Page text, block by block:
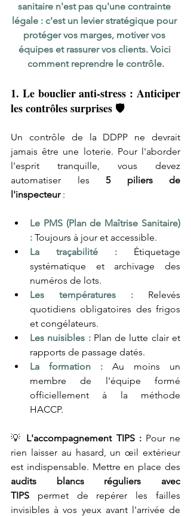
sanitaire n'est pas qu'une contrainte
légale : c'est un levier stratégique pour
protéger vos marges, motiver vos
équipes et rassurer vos clients. Voici
comment reprendre le contrôle.
1. Le bouclier anti-stress : Anticiper
les contrôles surprises 🛡️
Un contrôle de la DDPP ne devrait
jamais être une loterie. Pour l'aborder
l'esprit tranquille, vous devez
automatiser les 5 piliers de
l'inspecteur :
Le PMS (Plan de Maîtrise Sanitaire)
: Toujours à jour et accessible.
La traçabilité : Étiquetage
systématique et archivage des
numéros de lots.
Les températures : Relevés
quotidiens obligatoires des frigos
et congélateurs.
Les nuisibles : Plan de lutte clair et
rapports de passage datés.
La formation : Au moins un
membre de l'équipe formé
officiellement à la méthode
HACCP.
💡 L'accompagnement TIPS : Pour ne
rien laisser au hasard, un œil extérieur
audits blancs réguliers avec
TIPS permet de repérer les failles
invisibles à vos yeux avant l'arrivée de